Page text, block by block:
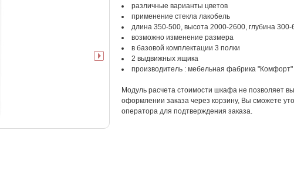
различные варианты цветов
применение стекла лакобель
длина 350-500, высота 2000-2600, глубина 300-
возможно изменение размера
в базовой комплектации 3 полки
2 выдвижных ящика
производитель : мебельная фабрика "Комфорт"
Модуль расчета стоимости шкафа не позволяет
оформлении заказа через корзину, Вы сможете
оператора для подтверждения заказа.